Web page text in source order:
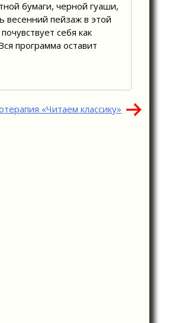
бумаги, черной гуаши,
весенний пейзаж в этой
себя как
программа оставит
«Читаем классику»